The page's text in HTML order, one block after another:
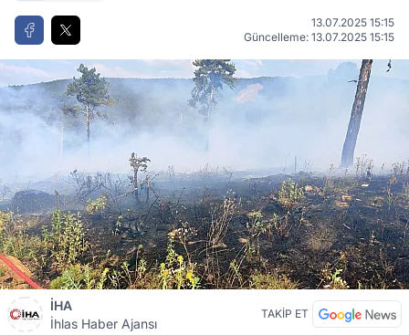
13.07.2025 15:15
Güncelleme: 13.07.2025 15:15
İHA
İhlas Haber Ajansı
TAKİP ET